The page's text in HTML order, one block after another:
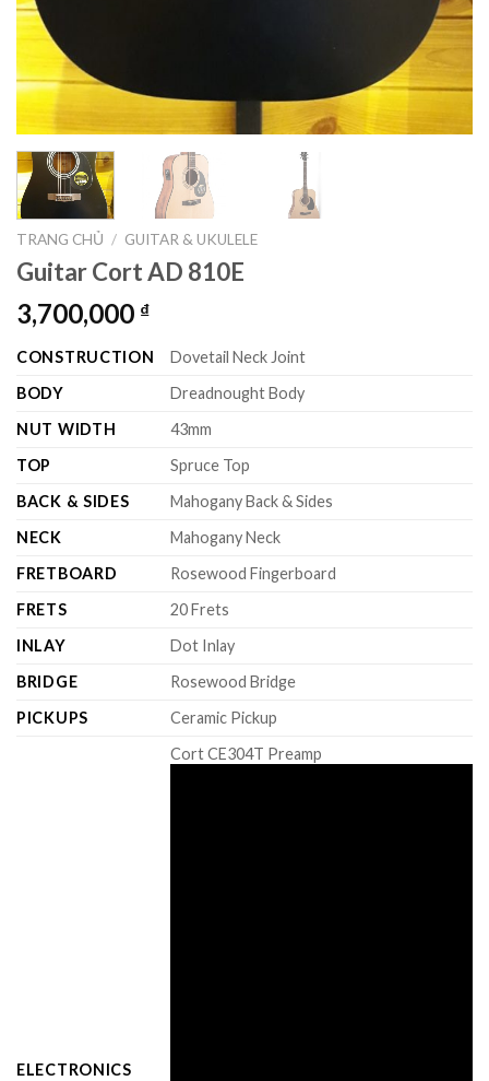
TRANG CHỦ / GUITAR & UKULELE
Guitar Cort AD 810E
3,700,000 ₫
CONSTRUCTION
Dovetail Neck Joint
BODY
Dreadnought Body
NUT WIDTH
43mm
TOP
Spruce Top
BACK & SIDES
Mahogany Back & Sides
NECK
Mahogany Neck
FRETBOARD
Rosewood Fingerboard
FRETS
20 Frets
INLAY
Dot Inlay
BRIDGE
Rosewood Bridge
PICKUPS
Ceramic Pickup
ELECTRONICS
Cort CE304T Preamp